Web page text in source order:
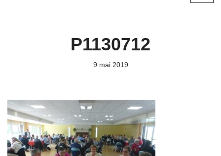
P1130712
9 mai 2019